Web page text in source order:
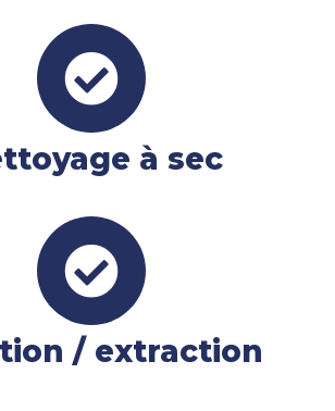
à sec
/ extraction